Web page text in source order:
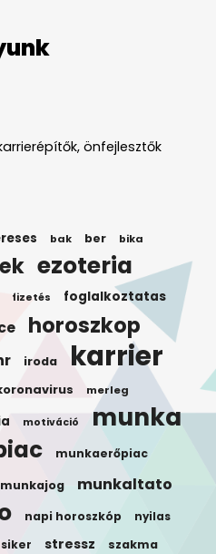
önfejlesztők
bak ber bika
ezoteria
fizetés foglalkoztatas
horoszkop
iroda karrier
merleg
motiváció munka
munkaerőpiac
munkajog munkaltato
napi horoszkóp nyilas
siker stressz szakma